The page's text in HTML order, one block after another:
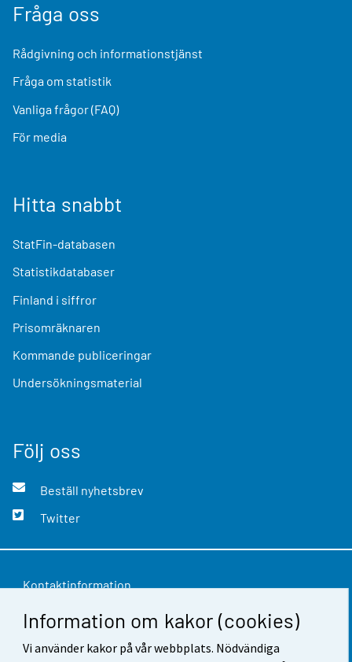
Information om kakor (cookies)
Vi använder kakor på vår webbplats. Nödvändiga
Fråga oss
Rådgivning och informationstjänst
Fråga om statistik
Vanliga frågor (FAQ)
För media
Hitta snabbt
StatFin-databasen
Statistikdatabaser
Finland i siffror
Prisomräknaren
Kommande publiceringar
Undersökningsmaterial
Följ oss
Beställ nyhetsbrev
Twitter
Kontaktinformation
Respons
Användarvillkor